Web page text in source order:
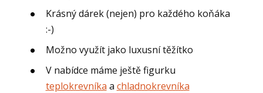
Krásný dárek (nejen) pro každého koňáka
:-)
Možno využít jako luxusní těžítko
V nabídce máme ještě figurku
teplokrevníka a chladnokrevníka